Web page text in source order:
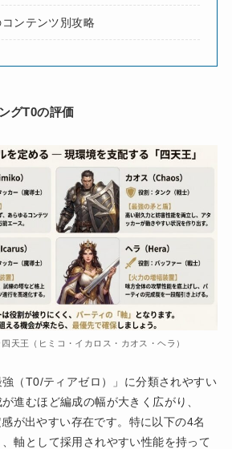
ンテンツ別攻略
グT0の評価
天王（ヒミコ・イカロス・カオス・ヘラ）
（T0/ティアゼロ）」に分類されやすい
進むほど編成の幅が大きく広がり、
が出やすい存在です。特に以下の4名
軸として採用されやすい性能を持って